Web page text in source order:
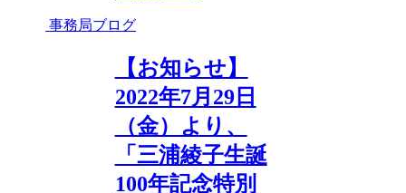
事務局ブログ
【お知らせ】
2022年7月29日
（金）より、
「三浦綾子生誕
100年記念特別